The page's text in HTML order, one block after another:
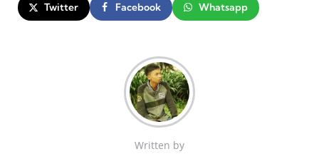
Twitter Facebook Whatsapp
Written by